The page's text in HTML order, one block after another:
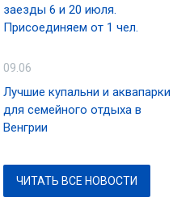
заезды 6 и 20 июля.
Присоединяем от 1 чел.
09.06
Лучшие купальни и аквапарки
для семейного отдыха в
Венгрии
ЧИТАТЬ ВСЕ НОВОСТИ